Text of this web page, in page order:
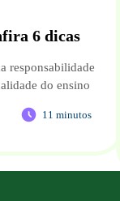
6 dicas
responsabilidade
do ensino
11 minutos